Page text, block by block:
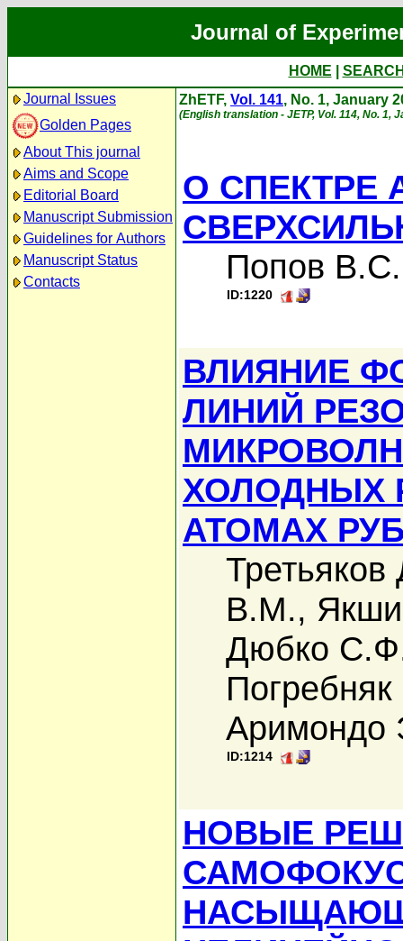
Journal of
HOME
Journal Issues
Golden Pages
About This journal
Aims and Scope
Editorial Board
Manuscript Submission
Guidelines for Authors
Manuscript Status
Contacts
ZhETF, Vol. 141, No. 1, January
(English translation - JETP, Vol. 114, No. 1,
О СПЕКТРЕ
Попов В.С.
ID:1220
ВЛИЯНИЕ
ЛИНИЙ
ХОЛОДНЫХ
АТОМАХ
В.М.,
Дюбко
Аримондо
ID:1214
НОВЫЕ